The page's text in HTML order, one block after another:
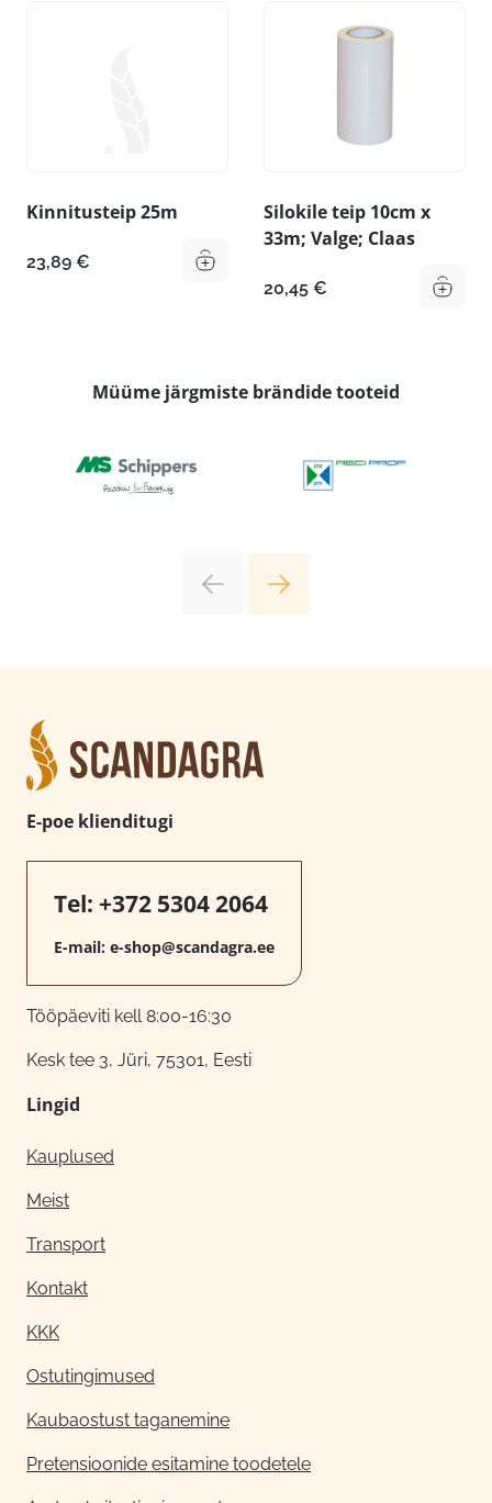
Kinnitusteip 25m
23,89 €
Silokile teip 10cm x
33m; Valge; Claas
20,45 €
Müüme järgmiste brändide tooteid
E-poe klienditugi
Tel: +372 5304 2064
E-mail: e-shop@scandagra.ee
Tööpäeviti kell 8:00-16:30
Kesk tee 3, Jüri, 75301, Eesti
Lingid
Kauplused
Meist
Transport
Kontakt
KKK
Ostutingimused
Kaubaostust taganemine
Pretensioonide esitamine toodetele